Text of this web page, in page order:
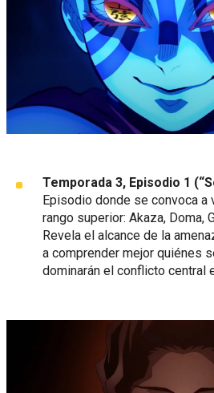
Temporada 3, Episodio 1
Episodio donde se convoca a
rango superior: Akaza, Doma,
Revela el alcance de la
a comprender mejor quiénes
dominarán el conflicto central